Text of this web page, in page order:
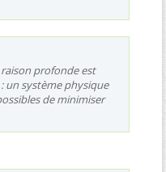
profonde est
un système physique
de minimiser